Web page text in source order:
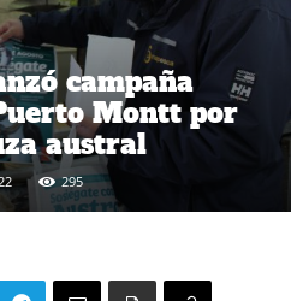
campaña
Montt por
austral
295